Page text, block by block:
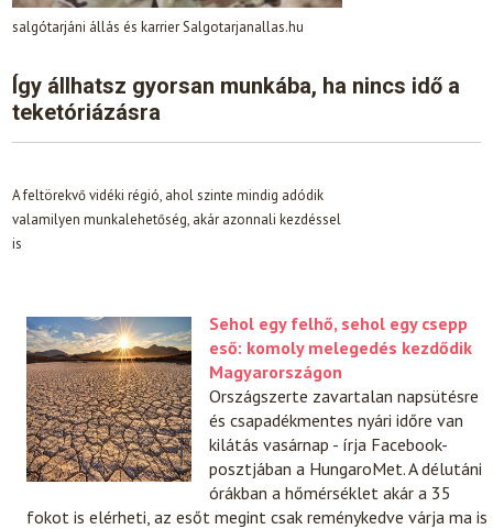
salgótarjáni állás és karrier Salgotarjanallas.hu
Így állhatsz gyorsan munkába, ha nincs idő a
teketóriázásra
A feltörekvő vidéki régió, ahol szinte mindig adódik
valamilyen munkalehetőség, akár azonnali kezdéssel
is
Sehol egy felhő, sehol egy csepp
eső: komoly melegedés kezdődik
Magyarországon
Országszerte zavartalan napsütésre
és csapadékmentes nyári időre van
kilátás vasárnap - írja Facebook-
posztjában a HungaroMet. A délutáni
órákban a hőmérséklet akár a 35
fokot is elérheti, az esőt megint csak reménykedve várja ma is